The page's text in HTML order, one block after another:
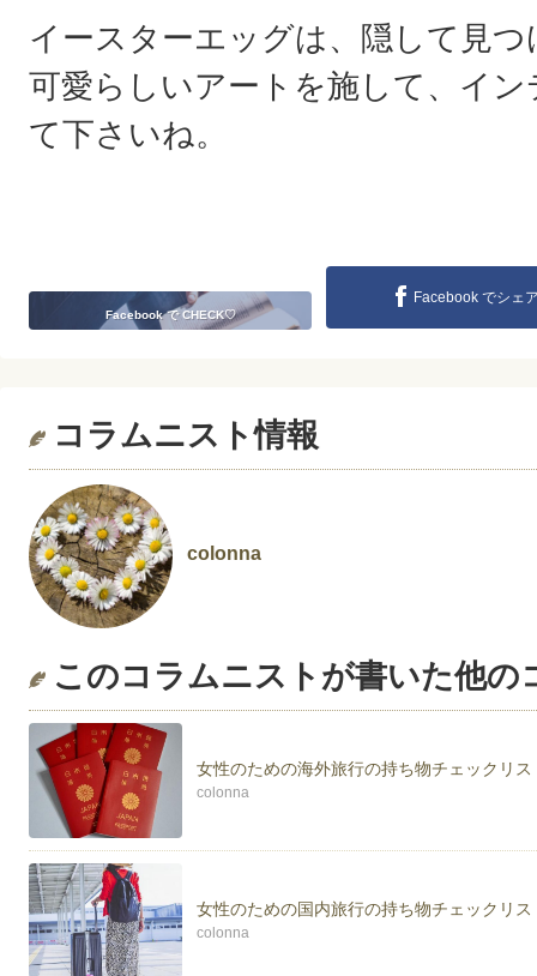
イースターエッグは、隠して見
可愛らしいアートを施して、イ
て下さいね。
Facebook で CHECK♡
Facebook でシェ
コラムニスト情報
colonna
このコラムニストが書いた他の
女性のための海外旅行の持ち物チェックリス
colonna
女性のための国内旅行の持ち物チェックリス
colonna